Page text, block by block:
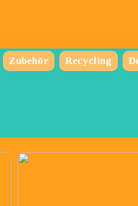
Zubehör Recycling